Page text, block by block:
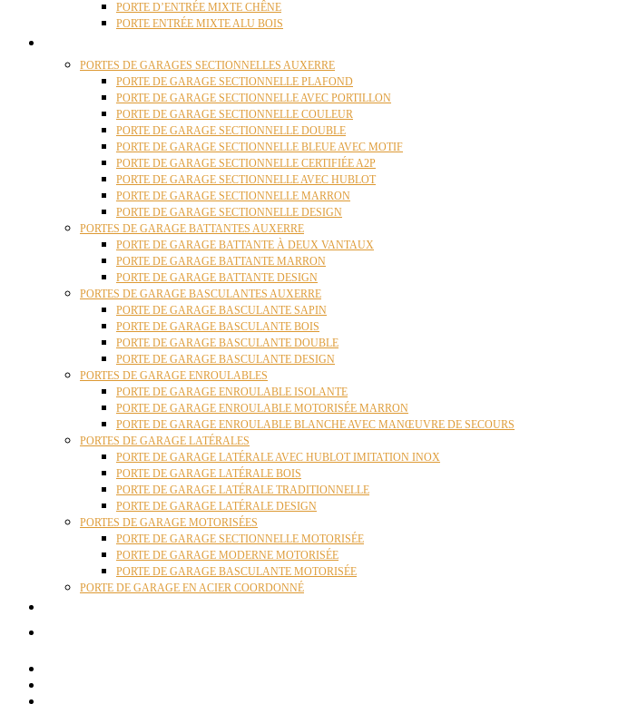
PORTE D’ENTRÉE MIXTE CHÊNE
PORTE ENTRÉE MIXTE ALU BOIS
PORTES DE GARAGES SECTIONNELLES AUXERRE
PORTE DE GARAGE SECTIONNELLE PLAFOND
PORTE DE GARAGE SECTIONNELLE AVEC PORTILLON
PORTE DE GARAGE SECTIONNELLE COULEUR
PORTE DE GARAGE SECTIONNELLE DOUBLE
PORTE DE GARAGE SECTIONNELLE BLEUE AVEC MOTIF
PORTE DE GARAGE SECTIONNELLE CERTIFIÉE A2P
PORTE DE GARAGE SECTIONNELLE AVEC HUBLOT
PORTE DE GARAGE SECTIONNELLE MARRON
PORTE DE GARAGE SECTIONNELLE DESIGN
PORTES DE GARAGE BATTANTES AUXERRE
PORTE DE GARAGE BATTANTE À DEUX VANTAUX
PORTE DE GARAGE BATTANTE MARRON
PORTE DE GARAGE BATTANTE DESIGN
PORTES DE GARAGE BASCULANTES AUXERRE
PORTE DE GARAGE BASCULANTE SAPIN
PORTE DE GARAGE BASCULANTE BOIS
PORTE DE GARAGE BASCULANTE DOUBLE
PORTE DE GARAGE BASCULANTE DESIGN
PORTES DE GARAGE ENROULABLES
PORTE DE GARAGE ENROULABLE ISOLANTE
PORTE DE GARAGE ENROULABLE MOTORISÉE MARRON
PORTE DE GARAGE ENROULABLE BLANCHE AVEC MANŒUVRE DE SECOURS
PORTES DE GARAGE LATÉRALES
PORTE DE GARAGE LATÉRALE AVEC HUBLOT IMITATION INOX
PORTE DE GARAGE LATÉRALE BOIS
PORTE DE GARAGE LATÉRALE TRADITIONNELLE
PORTE DE GARAGE LATÉRALE DESIGN
PORTES DE GARAGE MOTORISÉES
PORTE DE GARAGE SECTIONNELLE MOTORISÉE
PORTE DE GARAGE MODERNE MOTORISÉE
PORTE DE GARAGE BASCULANTE MOTORISÉE
PORTE DE GARAGE EN ACIER COORDONNÉ